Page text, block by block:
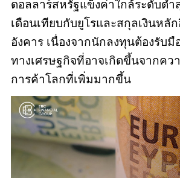
ดอลลาร์สหรัฐแข็งค่าใกล้ระดับต่ำ
เดือนเทียบกับยูโรและสกุลเงินหลั
อังคาร เนื่องจากนักลงทุนต้องรับ
ทางเศรษฐกิจที่อาจเกิดขึ้นจากคว
การค้าโลกที่เพิ่มมากขึ้น